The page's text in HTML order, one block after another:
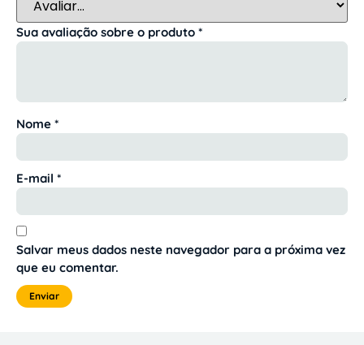
Sua avaliação sobre o produto *
Nome *
E-mail *
Salvar meus dados neste navegador para a próxima vez
que eu comentar.